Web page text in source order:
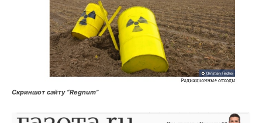
Скриншот сайту “Regnum”